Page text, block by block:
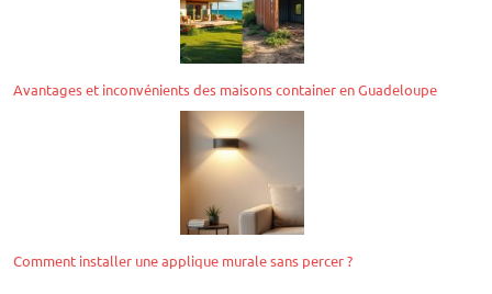
Avantages et inconvénients des maisons container en Guadeloupe
Comment installer une applique murale sans percer ?